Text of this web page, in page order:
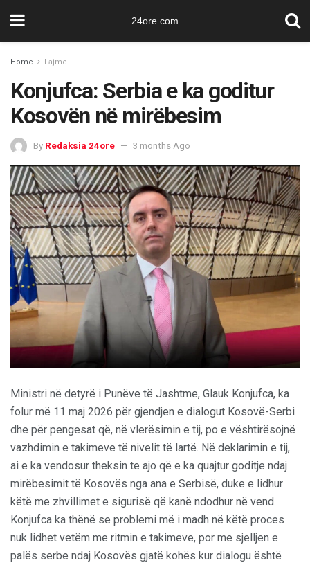
24ore.com
Home Lajme
Konjufca: Serbia e ka goditur
Kosovën në mirëbesim
By Redaksia 24ore 3 months Ago
Ministri në detyrë i Punëve të Jashtme, Glauk Konjufca, ka
folur më 11 maj 2026 për gjendjen e dialogut Kosovë-Serbi
dhe për pengesat që, në vlerësimin e tij, po e vështirësojnë
vazhdimin e takimeve të nivelit të lartë. Në deklarimin e tij,
ai e ka vendosur theksin te ajo që e ka quajtur goditje ndaj
mirëbesimit të Kosovës nga ana e Serbisë, duke e lidhur
këtë me zhvillimet e sigurisë që kanë ndodhur në vend.
Konjufca ka thënë se problemi më i madh në këtë proces
nuk lidhet vetëm me ritmin e takimeve, por me sjelljen e
palës serbe ndaj Kosovës gjatë kohës kur dialogu është